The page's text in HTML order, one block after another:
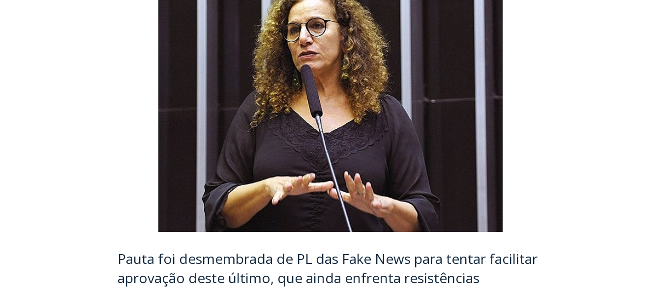
Pauta foi desmembrada de PL das Fake News para tentar facilitar
aprovação deste último, que ainda enfrenta resistências